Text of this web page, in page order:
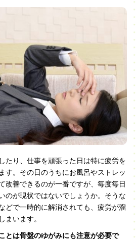
たり、仕事を頑張った日は特に疲労を
す。その日のうちにお風呂やストレッ
改善できるのが一番ですが、毎度毎日
のが現状ではないでしょうか。そうな
どで一時的に解消されても、疲労が溜
まいます。
とは骨盤のゆがみにも注意が必要で